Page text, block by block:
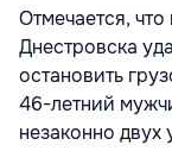
Отмечается,
Днестровска
остановить
46-летний
незаконно двух